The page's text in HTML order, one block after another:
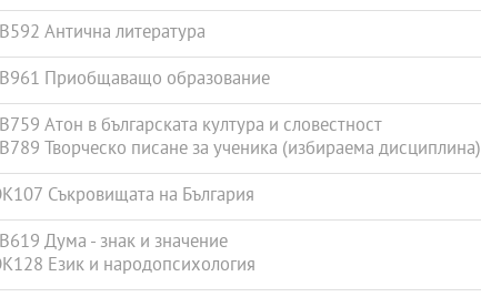
Антична литература
Приобщаващо образование
Атон в българската култура и словестност
Творческо писане за ученика (избираема дисциплина)
Съкровищата на България
Дума - знак и значение
Език и народопсихология